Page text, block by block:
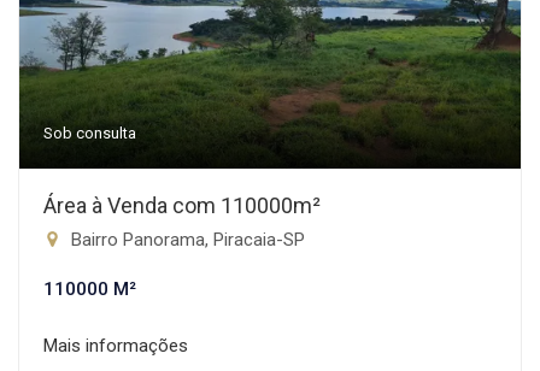
Sob consulta
Área à Venda com 110000m²
Bairro Panorama, Piracaia-SP
110000 M²
Mais informações